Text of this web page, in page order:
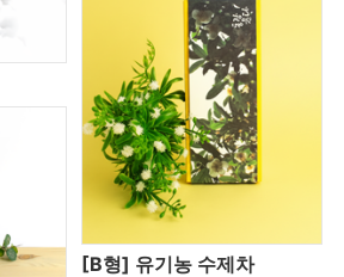
[B형] 유기농 수제차